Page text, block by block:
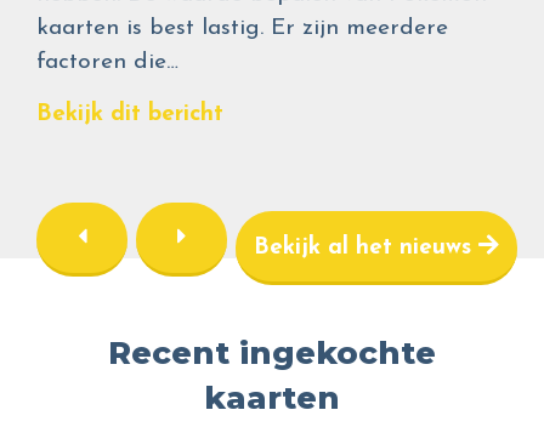
kaarten is best lastig. Er zijn meerdere
factoren die…
Bekijk dit bericht
Bekijk al het nieuws
Recent ingekochte
kaarten